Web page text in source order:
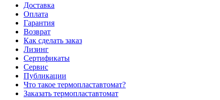
Доставка
Оплата
Гарантия
Возврат
Как сделать заказ
Лизинг
Сертификаты
Сервис
Публикации
Что такое термопластавтомат?
Заказать термопластавтомат